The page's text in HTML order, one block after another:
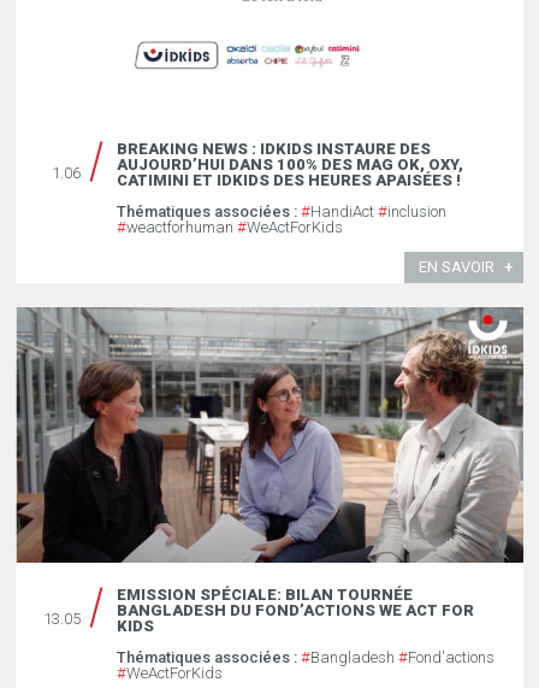
1.06
BREAKING NEWS : IDKIDS INSTAURE DES
AUJOURD’HUI DANS 100% DES MAG OK, OXY,
CATIMINI ET IDKIDS DES HEURES APAISÉES !￼
Thématiques associées : #HandiAct #inclusion
#weactforhuman #WeActForKids
EN SAVOIR
13.05
EMISSION SPÉCIALE: BILAN TOURNÉE
BANGLADESH DU FOND’ACTIONS WE ACT FOR
KIDS
Thématiques associées : #Bangladesh #Fond'actions
#WeActForKids